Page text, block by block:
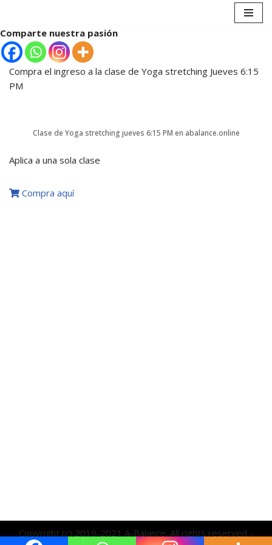
Saltar
al
contenido
Comparte nuestra pasión
Compra el ingreso a la clase de Yoga stretching Jueves 6:15
PM
Clase de Yoga stretching jueves 6:15 PM en abalance.online
Aplica a una sola clase
Compra aquí
Copyright (c) 2019-2021 A-Balance. All rights reserved -